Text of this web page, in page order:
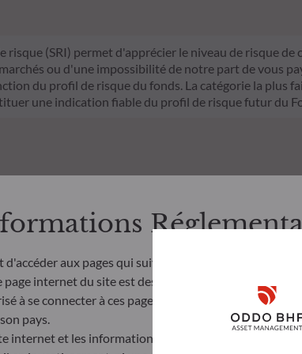
Disclaimer
risque (SRI) permet d'apprécier le niveau de risque
ou d'une impossibilité de notre part de vous
du profil de risque du fonds. La catégorie la plus
une indication fiable du profil de risque futur du
d'accéder aux pages qui suivent, merci de bien
page internet du site est destinée aux résidents
à se connecter à ces pages et à utiliser et consulter
pays.
internet et les informations qu’il présente a été